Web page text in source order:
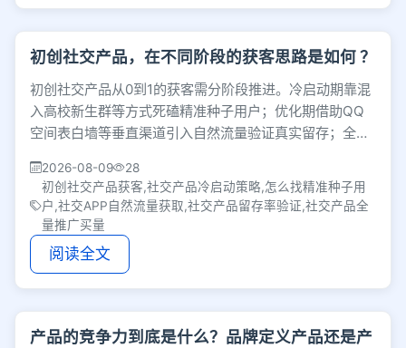
初创社交产品，在不同阶段的获客思路是如何 ？
初创社交产品从0到1的获客需分阶段推进。冷启动期靠混
入高校新生群等方式死磕精准种子用户；优化期借助QQ
空间表白墙等垂直渠道引入自然流量验证真实留存；全量
2026-08-09
28
初创社交产品获客,社交产品冷启动策略,怎么找精准种子用
户,社交APP自然流量获取,社交产品留存率验证,社交产品全
量推广买量
阅读全文
产品的竞争力到底是什么？品牌定义产品还是产